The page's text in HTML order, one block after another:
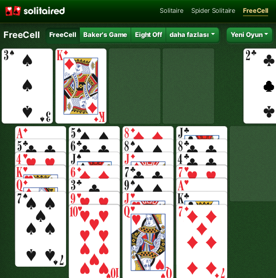
Solitaire Spider Solitaire FreeCell
FreeCell FreeCell Baker's Game Eight Off daha fazlası Yeni Oyun